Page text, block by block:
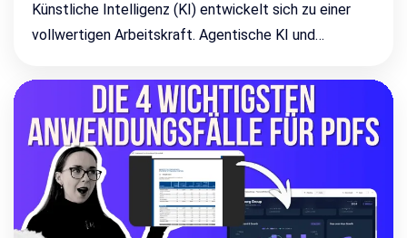
Künstliche Intelligenz (KI) entwickelt sich zu einer
vollwertigen Arbeitskraft. Agentische KI und…